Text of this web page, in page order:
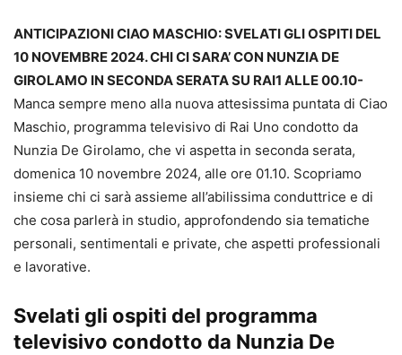
ANTICIPAZIONI CIAO MASCHIO: SVELATI GLI OSPITI DEL
10 NOVEMBRE 2024. CHI CI SARA’ CON NUNZIA DE
GIROLAMO IN SECONDA SERATA SU RAI1 ALLE 00.10-
Manca sempre meno alla nuova attesissima puntata di Ciao
Maschio, programma televisivo di Rai Uno condotto da
Nunzia De Girolamo, che vi aspetta in seconda serata,
domenica 10 novembre 2024, alle ore 01.10. Scopriamo
insieme chi ci sarà assieme all’abilissima conduttrice e di
che cosa parlerà in studio, approfondendo sia tematiche
personali, sentimentali e private, che aspetti professionali
e lavorative.
Svelati gli ospiti del programma
televisivo condotto da Nunzia De